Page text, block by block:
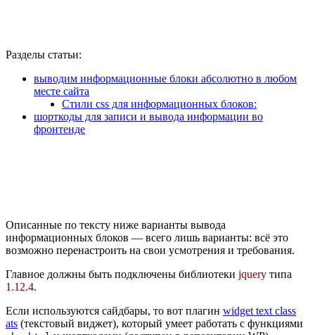
Разделы статьи:
выводим информационные блоки абсолютно в любом
месте сайта
Стили css для информационных блоков:
шорткоды для записи и вывода информации во
фронтенде
Описанные по тексту ниже варианты вывода
информационных блоков — всего лишь варианты: всё это
возможно перенастроить на свои усмотрения и требования.
Главное должны быть подключены библиотеки jquery типа
1.12.4.
Если используются сайдбары, то вот плагин widget text class
ats (текстовый виджет), который умеет работать с функциями